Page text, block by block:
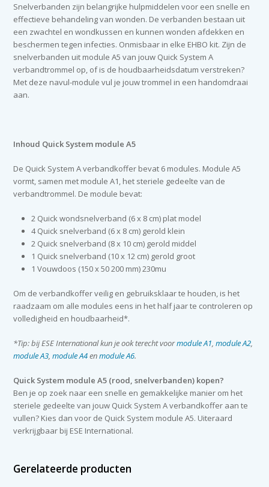
Snelverbanden zijn belangrijke hulpmiddelen voor een snelle en
effectieve behandeling van wonden. De verbanden bestaan uit
een zwachtel en wondkussen en kunnen wonden afdekken en
beschermen tegen infecties. Onmisbaar in elke EHBO kit. Zijn de
snelverbanden uit module A5 van jouw Quick System A
verbandtrommel op, of is de houdbaarheidsdatum verstreken?
Met deze navul-module vul je jouw trommel in een handomdraai
aan.
Inhoud Quick System module A5
De Quick System A verbandkoffer bevat 6 modules. Module A5
vormt, samen met module A1, het steriele gedeelte van de
verbandtrommel. De module bevat:
2 Quick wondsnelverband (6 x 8 cm) plat model
4 Quick snelverband (6 x 8 cm) gerold klein
2 Quick snelverband (8 x 10 cm) gerold middel
1 Quick snelverband (10 x 12 cm) gerold groot
1 Vouwdoos (150 x 50 200 mm) 230mu
Om de verbandkoffer veilig en gebruiksklaar te houden, is het
raadzaam om alle modules eens in het half jaar te controleren op
volledigheid en houdbaarheid*.
*Tip: bij ESE International kun je ook terecht voormodule A1,module A2,
module A3,module A4enmodule A6.
Quick System module A5 (rood, snelverbanden) kopen?
Ben je op zoek naar een snelle en gemakkelijke manier om het
steriele gedeelte van jouw Quick System A verbandkoffer aan te
vullen? Kies dan voor de Quick System module A5. Uiteraard
verkrijgbaar bij ESE International.
Gerelateerde producten